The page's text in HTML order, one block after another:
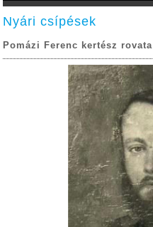
Nyári csípések
Pomázi Ferenc kertész rovata